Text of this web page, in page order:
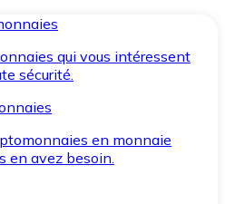
qui vous intéressent
sécurité.
en monnaie
en avez besoin.